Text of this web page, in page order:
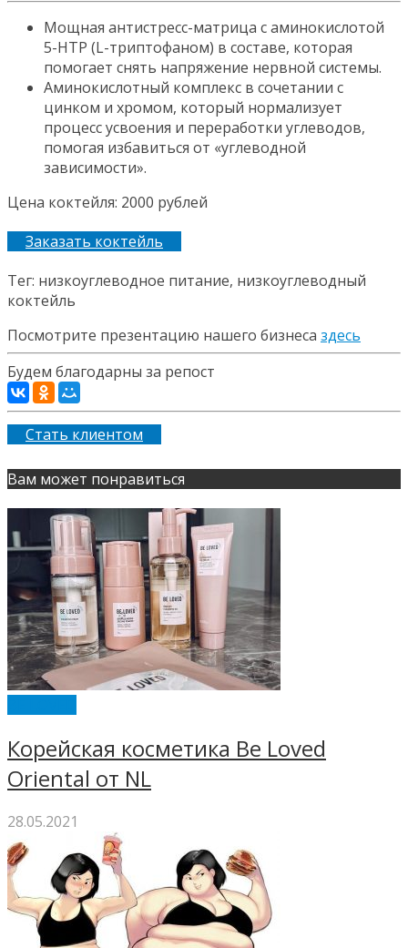
Мощная антистресс-матрица с аминокислотой
5-HTP (L-триптофаном) в составе, которая
помогает снять напряжение нервной системы.
Аминокислотный комплекс в сочетании с
цинком и хромом, который нормализует
процесс усвоения и переработки углеводов,
помогая избавиться от «углеводной
зависимости».
Цена коктейля: 2000 рублей
Заказать коктейль
Тег: низкоуглеводное питание, низкоуглеводный
коктейль
Посмотрите презентацию нашего бизнеса здесь
Будем благодарны за репост
Стать клиентом
Вам может понравиться
Корейская косметика Be Loved
Oriental от NL
28.05.2021